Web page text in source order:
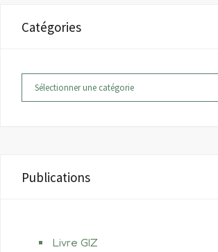
Catégories
Catégories
Publications
Livre GIZ